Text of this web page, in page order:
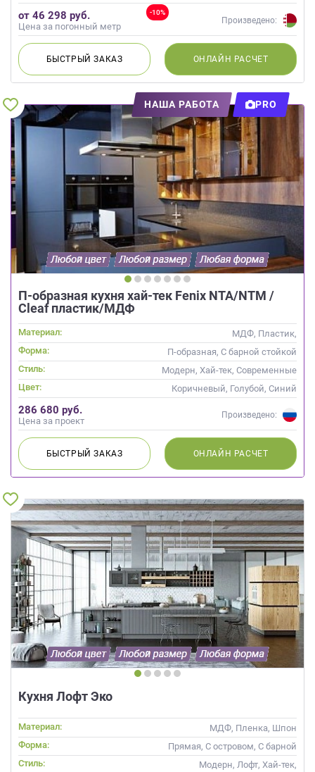
Фиолетовый
-10%
от 46 298 руб.
Цена за погонный метр
Произведено:
БЫСТРЫЙЗАКАЗ ОНЛАЙН РАСЧЕТ
НАША РАБОТА PRO
П-образная кухня хай-тек Fenix NTA/NTM /
Cleaf пластик/МДФ
Материал:
МДФ, Пластик,
Интегрированная ручка, Стекло
Форма:
П-образная, С барной стойкой
Стиль:
Модерн, Хай-тек, Современные
Цвет:
Коричневый, Голубой, Синий
286 680 руб.
Цена за проект
Произведено:
БЫСТРЫЙЗАКАЗ ОНЛАЙН РАСЧЕТ
Кухня Лофт Эко
Материал:
МДФ, Пленка, Шпон
Форма:
Прямая, С островом, С барной
стойкой
Стиль:
Модерн, Лофт, Хай-тек,